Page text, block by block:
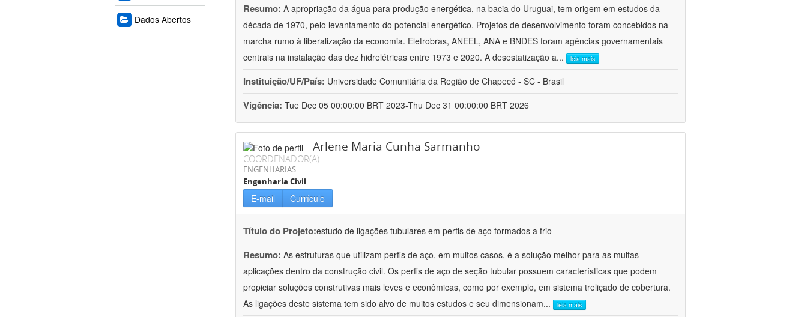
Dados Abertos
Resumo: A apropriação da água para produção energética, na bacia do Uruguai, tem origem em estudos da
década de 1970, pelo levantamento do potencial energético. Projetos de desenvolvimento foram concebidos na
marcha rumo à liberalização da economia. Eletrobras, ANEEL, ANA e BNDES foram agências governamentais
centrais na instalação das dez hidrelétricas entre 1973 e 2020. A desestatização a... leia mais
Instituição/UF/País: Universidade Comunitária da Região de Chapecó - SC - Brasil
Vigência: Tue Dec 05 00:00:00 BRT 2023-Thu Dec 31 00:00:00 BRT 2026
Arlene Maria Cunha Sarmanho
COORDENADOR(A)
ENGENHARIAS
Engenharia Civil
E-mail Currículo
Título do Projeto:estudo de ligações tubulares em perfis de aço formados a frio
Resumo: As estruturas que utilizam perfis de aço, em muitos casos, é a solução melhor para as muitas
aplicações dentro da construção civil. Os perfis de aço de seção tubular possuem características que podem
propiciar soluções construtivas mais leves e econômicas, como por exemplo, em sistema treliçado de cobertura.
As ligações deste sistema tem sido alvo de muitos estudos e seu dimensionam... leia mais